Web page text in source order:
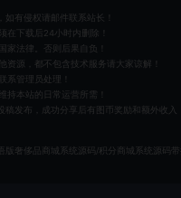
有侵权请邮件联系站长！
在下载后24小时内删除！
家法律。否则后果自负！
源，都不包含技术服务请大家谅解！
系管理员处理！
持本站的日常运营所需！
发布，成功分享后有图币奖励和额外收入！
版奢侈品商城系统源码/积分商城系统源码